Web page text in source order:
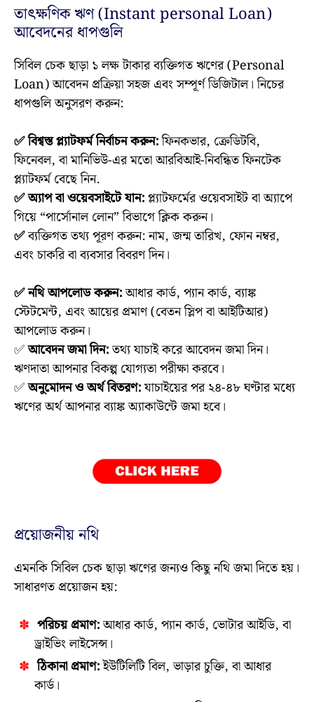
তাৎক্ষণিক ঋণ (Instant personal Loan)
আবেদনের ধাপগুলি
সিবিল চেক ছাড়া ১ লক্ষ টাকার ব্যক্তিগত ঋণের (Personal
Loan) আবেদন প্রক্রিয়া সহজ এবং সম্পূর্ণ ডিজিটাল। নিচের
ধাপগুলি অনুসরণ করুন:
✅ বিশ্বস্ত প্ল্যাটফর্ম নির্বাচন করুন:ফিনকভার, ক্রেডিটবি,
ফিনেবল, বা মানিভিউ-এর মতো আরবিআই-নিবন্ধিত ফিনটেক
প্ল্যাটফর্ম বেছে নিন.
✅ অ্যাপ বা ওয়েবসাইটে যান:প্ল্যাটফর্মের ওয়েবসাইট বা অ্যাপে
গিয়ে “পার্সোনাল লোন” বিভাগে ক্লিক করুন।
✅ব্যক্তিগত তথ্য পূরণ করুন: নাম, জন্ম তারিখ, ফোন নম্বর,
এবং চাকরি বা ব্যবসার বিবরণ দিন।
✅ নথি আপলোড করুন:আধার কার্ড, প্যান কার্ড, ব্যাঙ্ক
স্টেটমেন্ট, এবং আয়ের প্রমাণ (বেতন স্লিপ বা আইটিআর)
আপলোড করুন।
✅আবেদন জমা দিন:তথ্য যাচাই করে আবেদন জমা দিন।
ঋণদাতা আপনার বিকল্প যোগ্যতা পরীক্ষা করবে।
✅অনুমোদন ও অর্থ বিতরণ:যাচাইয়ের পর ২৪-৪৮ ঘণ্টার মধ্যে
ঋণের অর্থ আপনার ব্যাঙ্ক অ্যাকাউন্টে জমা হবে।
প্রয়োজনীয় নথি
এমনকি সিবিল চেক ছাড়া ঋণের জন্যও কিছু নথি জমা দিতে হয়।
সাধারণত প্রয়োজন হয়:
পরিচয় প্রমাণ:আধার কার্ড, প্যান কার্ড, ভোটার আইডি, বা
ড্রাইভিং লাইসেন্স।
ঠিকানা প্রমাণ:ইউটিলিটি বিল, ভাড়ার চুক্তি, বা আধার
কার্ড।